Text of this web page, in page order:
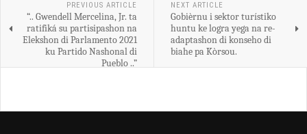
PREVIOUS ARTICLE
“.. Gwendell Mercelina, Jr. ta
ratifiká su partisipashon na
Elekshon di Parlamento 2021
ku Partido Nashonal di
Pueblo ..”
NEXT ARTICLE
Gobièrnu i sektor turístiko
huntu ke logra yega na re-
adaptashon di konseho di
biahe pa Kòrsou.